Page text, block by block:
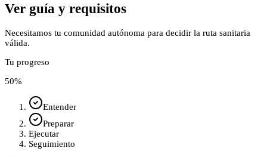
Ver guía y requisitos
Necesitamos tu comunidad autónoma para decidir la ruta sanitaria
válida.
Tu progreso
50%
Entender
Preparar
Ejecutar
Seguimiento